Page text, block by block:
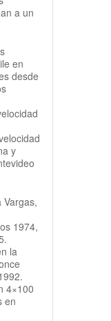
a un
en
desde
y
Vargas,
1974,
la
4×100
en